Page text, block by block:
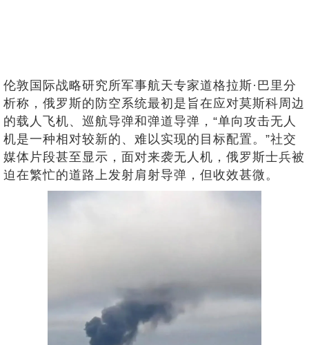
伦敦国际战略研究所军事航天专家道格拉斯·巴里分
析称，俄罗斯的防空系统最初是旨在应对莫斯科周边
的载人飞机、巡航导弹和弹道导弹，“单向攻击无人
机是一种相对较新的、难以实现的目标配置。”社交
媒体片段甚至显示，面对来袭无人机，俄罗斯士兵被
迫在繁忙的道路上发射肩射导弹，但收效甚微。